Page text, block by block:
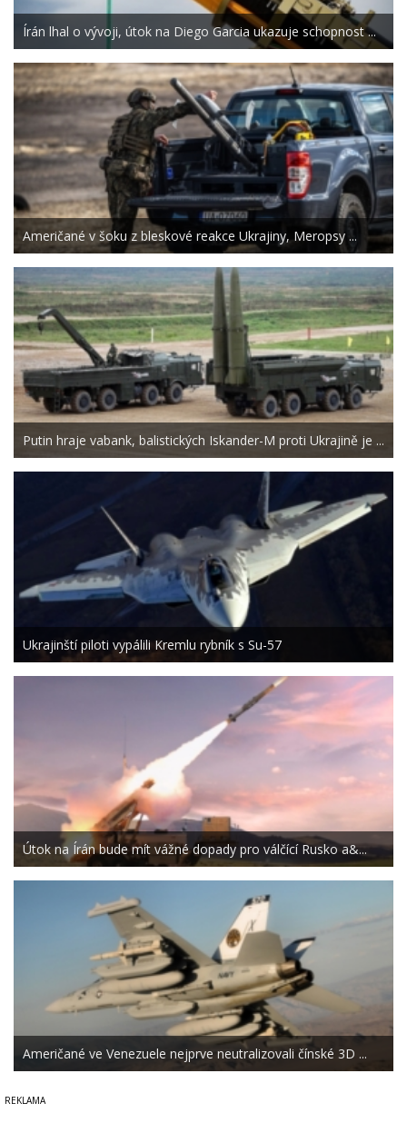
Írán lhal o vývoji, útok na Diego Garcia ukazuje schopnost ...
Američané v šoku z bleskové reakce Ukrajiny, Meropsy ...
Putin hraje vabank, balistických Iskander-M proti Ukrajině je ...
Ukrajinští piloti vypálili Kremlu rybník s Su-57
Útok na Írán bude mít vážné dopady pro válčící Rusko a&...
Američané ve Venezuele nejprve neutralizovali čínské 3D ...